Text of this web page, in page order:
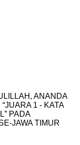
ANANDA
“JUARA 1 - KATA
PADA
JAWA TIMUR